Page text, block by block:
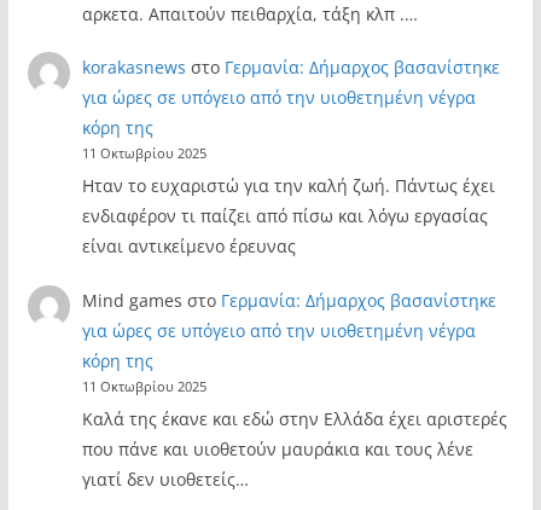
αρκετα. Απαιτούν πειθαρχία, τάξη κλπ .…
korakasnews στο Γερμανία: Δήμαρχος βασανίστηκε
για ώρες σε υπόγειο από την υιοθετημένη νέγρα
κόρη της
11 Οκτωβρίου 2025
Ηταν το ευχαριστώ για την καλή ζωή. Πάντως έχει
ενδιαφέρον τι παίζει από πίσω και λόγω εργασίας
είναι αντικείμενο έρευνας
Mind games στο Γερμανία: Δήμαρχος βασανίστηκε
για ώρες σε υπόγειο από την υιοθετημένη νέγρα
κόρη της
11 Οκτωβρίου 2025
Καλά της έκανε και εδώ στην Ελλάδα έχει αριστερές
που πάνε και υιοθετούν μαυράκια και τους λένε
γιατί δεν υιοθετείς…